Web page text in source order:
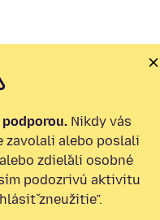
Nikdy vás
zavolali alebo poslali
zdieľali osobné
podozrivú aktivitu
zneužitie”.